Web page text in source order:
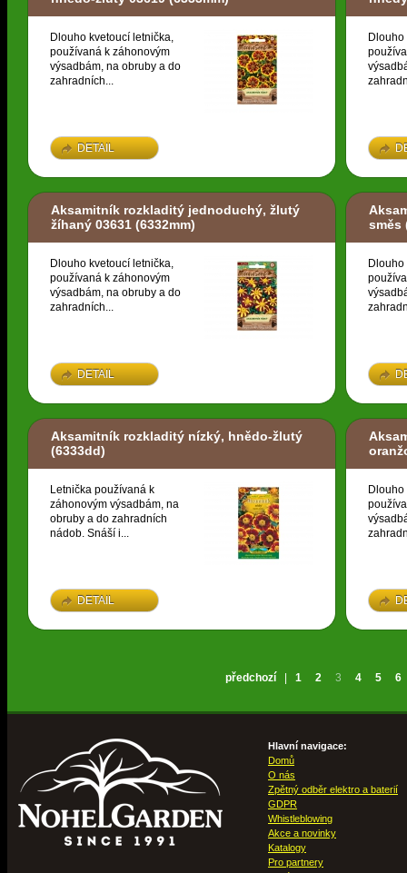
Dlouho kvetoucí letnička,
používaná k záhonovým
výsadbám, na obruby a do
zahradních...
DETAIL
Aksamitník rozkladitý jednoduchý, žlutý
žíhaný 03631 (6332mm)
Dlouho kvetoucí letnička,
používaná k záhonovým
výsadbám, na obruby a do
zahradních...
DETAIL
směs
Aksamitník rozkladitý nízký, hnědo-žlutý
(6333dd)
Letnička používaná k
záhonovým výsadbám, na
obruby a do zahradních
nádob. Snáší i...
DETAIL
předchozí 1 2 3 4 5 6
Hlavní navigace:
Domů
O nás
Zpětný odběr elektro a baterií
GDPR
Whistleblowing
Akce a novinky
Katalogy
Pro partnery